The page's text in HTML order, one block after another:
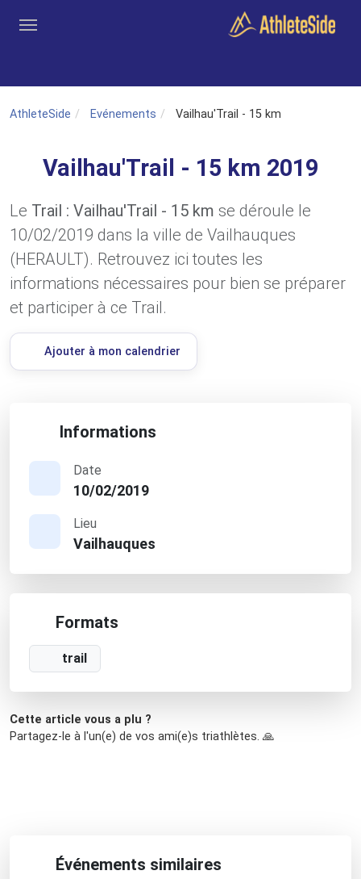
AthleteSide Evénements Vailhau'Trail - 15 km
Vailhau'Trail - 15 km 2019
Le Trail : Vailhau'Trail - 15 km se déroule le
10/02/2019 dans la ville de Vailhauques
(HERAULT). Retrouvez ici toutes les
informations nécessaires pour bien se préparer
et participer à ce Trail.
Ajouter à mon calendrier
Informations
Date
10/02/2019
Lieu
Vailhauques
Formats
trail
Cette article vous a plu ?
Partagez-le à l'un(e) de vos ami(e)s triathlètes. 🙏
Événements similaires